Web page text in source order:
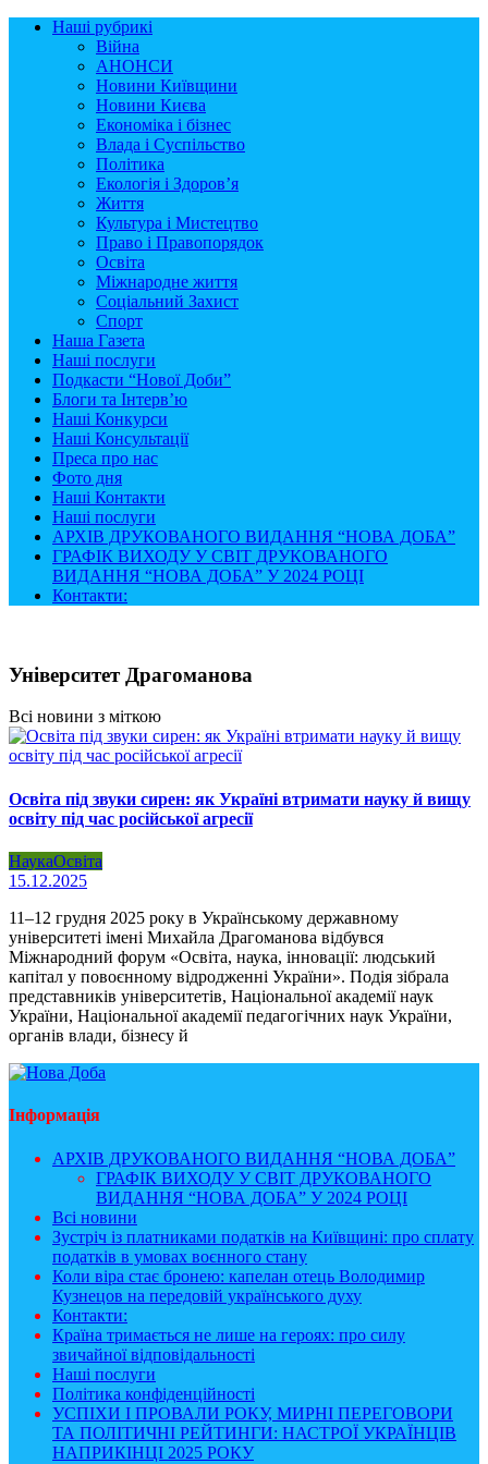
Наші рубрикі
Війна
АНОНСИ
Новини Київщини
Новини Києва
Економіка і бізнес
Влада і Суспільство
Політика
Екологія і Здоров’я
Життя
Культура і Мистецтво
Право і Правопорядок
Освіта
Міжнародне життя
Соціальний Захист
Спорт
Наша Газета
Наші послуги
Подкасти “Нової Доби”
Блоги та Інтерв’ю
Наші Конкурси
Наші Консультації
Преса про нас
Фото дня
Наші Контакти
Наші послуги
АРХІВ ДРУКОВАНОГО ВИДАННЯ “НОВА ДОБА”
ГРАФІК ВИХОДУ У СВІТ ДРУКОВАНОГО
ВИДАННЯ “НОВА ДОБА” У 2024 РОЦІ
Контакти:
Університет Драгоманова
Всі новини з міткою
Освіта під звуки сирен: як Україні втримати науку й вищу
освіту під час російської агресії
НаукаОсвіта
15.12.2025
11–12 грудня 2025 року в Українському державному
університеті імені Михайла Драгоманова відбувся
Міжнародний форум «Освіта, наука, інновації: людський
капітал у повоєнному відродженні України». Подія зібрала
представників університетів, Національної академії наук
України, Національної академії педагогічних наук України,
органів влади, бізнесу й
Інформація
АРХІВ ДРУКОВАНОГО ВИДАННЯ “НОВА ДОБА”
ГРАФІК ВИХОДУ У СВІТ ДРУКОВАНОГО
ВИДАННЯ “НОВА ДОБА” У 2024 РОЦІ
Всі новини
Зустріч із платниками податків на Київщині: про сплату
податків в умовах воєнного стану
Коли віра стає бронею: капелан отець Володимир
Кузнецов на передовій українського духу
Контакти:
Країна тримається не лише на героях: про силу
звичайної відповідальності
Наші послуги
Політика конфіденційності
УСПІХИ І ПРОВАЛИ РОКУ, МИРНІ ПЕРЕГОВОРИ
ТА ПОЛІТИЧНІ РЕЙТИНГИ: НАСТРОЇ УКРАЇНЦІВ
НАПРИКІНЦІ 2025 РОКУ